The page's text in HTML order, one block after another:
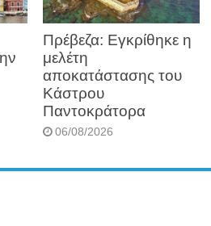
Πρέβεζα: Εγκρίθηκε η
μελέτη
αποκατάστασης του
Κάστρου
Παντοκράτορα
06/08/2026